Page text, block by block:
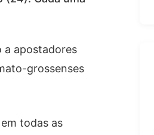
a apostadores
grossenses
todas as